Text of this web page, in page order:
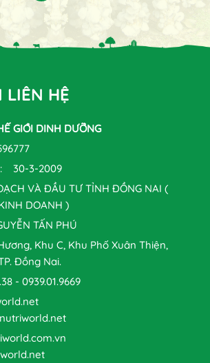
LIÊN HỆ
GIỚI DINH DƯỠNG
30-3-2009
VÀ ĐẦU TƯ TỈNH ĐỒNG NAI (
DOANH )
TẤN PHÚ
Khu C, Khu Phố Xuân Thiện,
Đồng Nai.
- 0939.01.9669